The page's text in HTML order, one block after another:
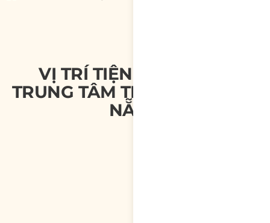
VỊ TRÍ TIỆN LỢI NẰM Ở
TRUNG TÂM THÀNH PHỐ ĐÀ
NẴNG